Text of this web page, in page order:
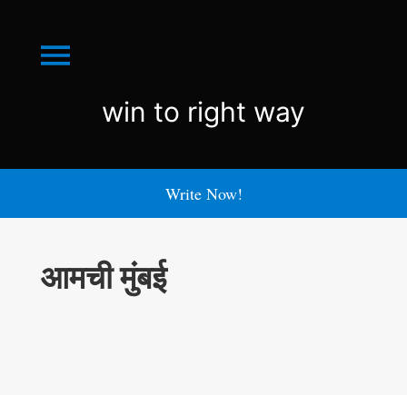
Menu
win
right
win to right way
Write Now!
आमची मुंबई